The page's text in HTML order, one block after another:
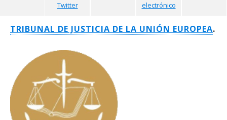
Twitter
electrónico
TRIBUNAL DE JUSTICIA DE LA UNIÓN EUROPEA.